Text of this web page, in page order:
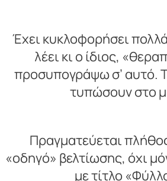
Έχει κυκλοφορήσει
λέει κι ο ίδιος,
προσυπογράψω σ’ αυτό.
τυπώσουν στο
Πραγματεύεται
«οδηγό» βελτίωσης, όχι
με τίτλο